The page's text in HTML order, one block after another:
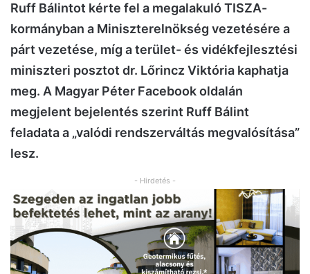
Ruff Bálintot kérte fel a megalakuló TISZA-
kormányban a Miniszterelnökség vezetésére a
párt vezetése, míg a terület- és vidékfejlesztési
miniszteri posztot dr. Lőrincz Viktória kaphatja
meg. A Magyar Péter Facebook oldalán
megjelent bejelentés szerint Ruff Bálint
feladata a „valódi rendszerváltás megvalósítása”
lesz.
- Hirdetés -